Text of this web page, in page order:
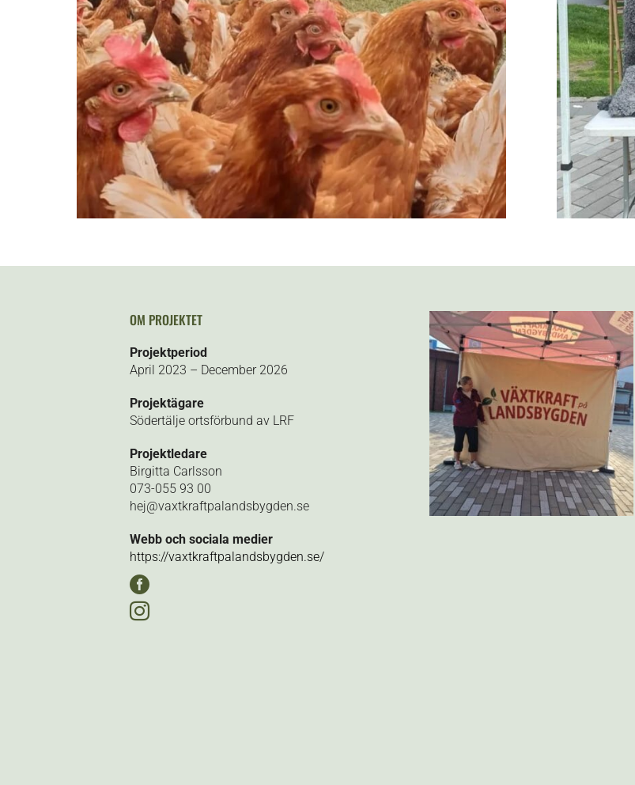
OM PROJEKTET
Projektperiod
April 2023 – December 2026
Projektägare
Södertälje ortsförbund av LRF
Projektledare
Birgitta Carlsson
073-055 93 00‬
hej@vaxtkraftpalandsbygden.se
Webb och sociala medier
https://vaxtkraftpalandsbygden.se/

